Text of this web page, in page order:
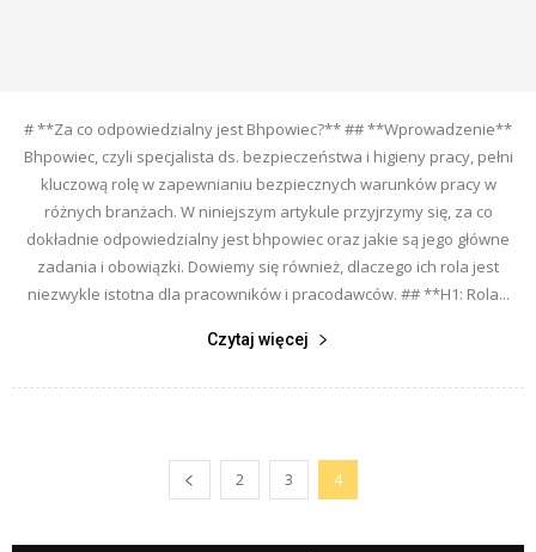
# **Za co odpowiedzialny jest Bhpowiec?** ## **Wprowadzenie**
Bhpowiec, czyli specjalista ds. bezpieczeństwa i higieny pracy, pełni
kluczową rolę w zapewnianiu bezpiecznych warunków pracy w
różnych branżach. W niniejszym artykule przyjrzymy się, za co
dokładnie odpowiedzialny jest bhpowiec oraz jakie są jego główne
zadania i obowiązki. Dowiemy się również, dlaczego ich rola jest
niezwykle istotna dla pracowników i pracodawców. ## **H1: Rola...
Czytaj więcej
2 3 4